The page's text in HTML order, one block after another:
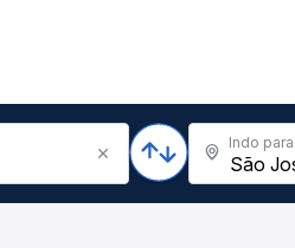
Indo para